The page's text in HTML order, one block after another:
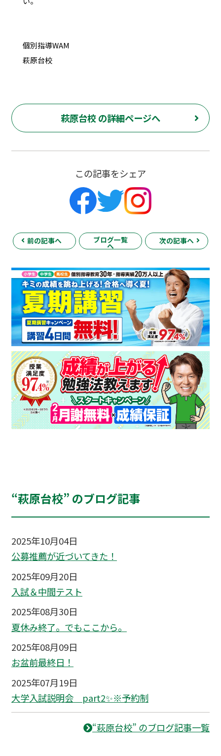
個別指導WAM
萩原台校
萩原台校 の詳細ページへ
この記事をシェア
前の記事へ ブログ一覧
へ
次の記事へ
“萩原台校” のブログ記事
2025年10月04日
公募推薦が近づいてきた！
2025年09月20日
入試＆中間テスト
2025年08月30日
夏休み終了。でもここから。
2025年08月09日
お盆前最終日！
2025年07月19日
大学入試説明会 part2✨※予約制
“萩原台校” のブログ記事一覧